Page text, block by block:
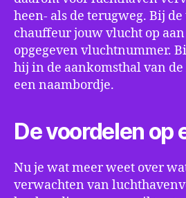
heen- als de terugweg. Bij
chauffeur jouw vlucht op
opgegeven vluchtnummer.
hij in de aankomsthal van
een naambordje.
De voordelen op
Nu je wat meer weet over
verwachten van